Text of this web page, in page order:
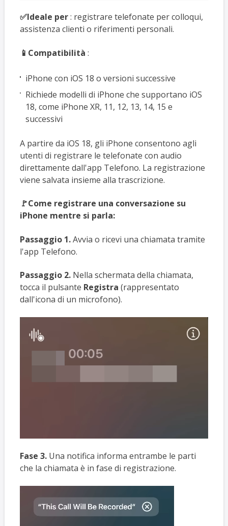
✅Ideale per: registrare telefonate per colloqui,
assistenza clienti o riferimenti personali.
📱Compatibilità :
iPhone con iOS 18 o versioni successive
Richiede modelli di iPhone che supportano iOS
18, come iPhone XR, 11, 12, 13, 14, 15 e
successivi
A partire da iOS 18, gli iPhone consentono agli
utenti di registrare le telefonate con audio
direttamente dall'app Telefono. La registrazione
viene salvata insieme alla trascrizione.
🚩Come registrare una conversazione su
iPhone mentre si parla:
Passaggio 1.Avvia o ricevi una chiamata tramite
l'app Telefono.
Passaggio 2.Nella schermata della chiamata,
tocca il pulsante Registra (rappresentato
dall'icona di un microfono).
Fase 3.Una notifica informa entrambe le parti
che la chiamata è in fase di registrazione.